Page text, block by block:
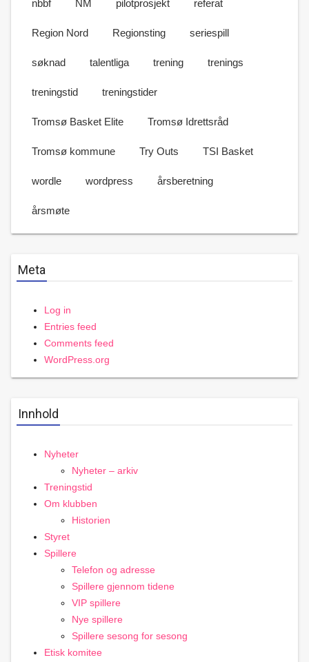
nbbf NM pilotprosjekt referat
Region Nord Regionsting seriespill
søknad talentliga trening trenings
treningstid treningstider
Tromsø Basket Elite Tromsø Idrettsråd
Tromsø kommune Try Outs TSI Basket
wordle wordpress årsberetning
årsmøte
Meta
Log in
Entries feed
Comments feed
WordPress.org
Innhold
Nyheter
Nyheter – arkiv
Treningstid
Om klubben
Historien
Styret
Spillere
Telefon og adresse
Spillere gjennom tidene
VIP spillere
Nye spillere
Spillere sesong for sesong
Etisk komitee